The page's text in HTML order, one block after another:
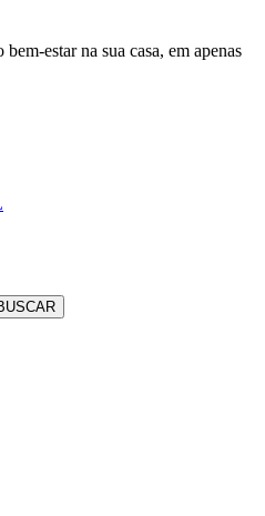
estar na sua casa, em apenas